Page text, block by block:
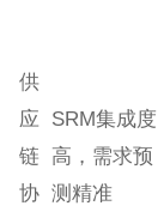
供
应
链
协
SRM集成度
高，需求预
测精准